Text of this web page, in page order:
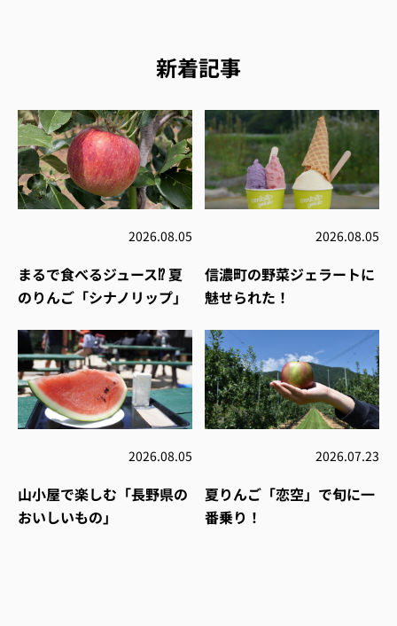
新着記事
2026.08.05
まるで食べるジュース⁉︎ 夏
のりんご「シナノリップ」
2026.08.05
信濃町の野菜ジェラートに
魅せられた！
2026.08.05
山小屋で楽しむ「長野県の
おいしいもの」
2026.07.23
夏りんご「恋空」で旬に一
番乗り！